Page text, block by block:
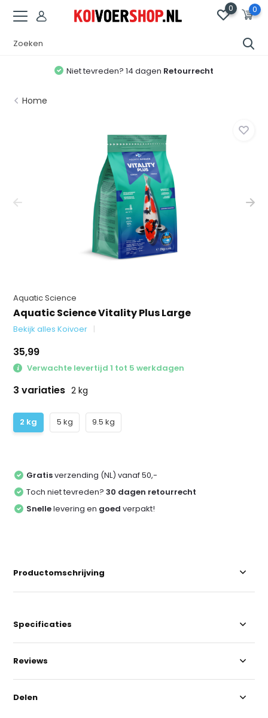
0 0
Niet tevreden? 14 dagen Retourrecht
Home
Aquatic Science
Aquatic Science Vitality Plus Large
Bekijk alles Koivoer
35,99
Verwachte levertijd 1 tot 5 werkdagen
3 variaties 2 kg
2 kg 5 kg 9.5 kg
Gratisverzending (NL) vanaf 50,-
Toch niet tevreden?30 dagen retourrecht
Snellelevering en goed verpakt!
Productomschrijving
Specificaties
Reviews
Delen